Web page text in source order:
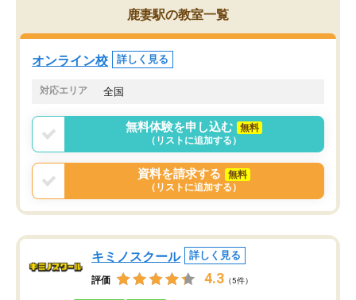
うちの子は、初回面談の講師の方で決
オンラインツールを使用した単語帳の
共有があり宿題もそちらで出される形
でした。
言う事で講師変更の申し出があり、あ
まりに短期での変更だった為、塾に通
う事にして退会しました。遅れも取り
戻せ、授業内容や講師の方は良かった
と思います。
くなってきたようなので
鹿妻駅の教室一覧
オンライン校 詳しく見る
対応エリア 全国
無料体験を申し込む
無料
（リストに追加する）
資料を請求する
無料
（リストに追加する）
キミノスクール 詳しく見る
評価 4.3 （5件）